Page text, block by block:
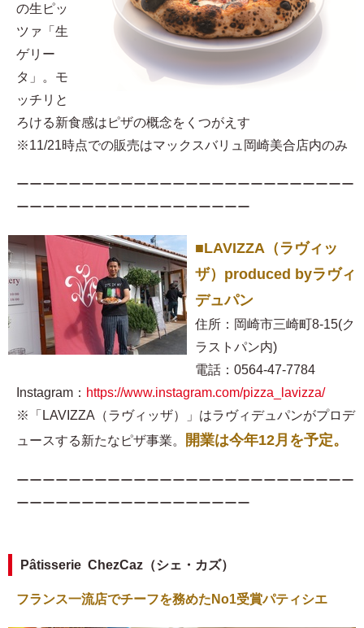
の生ピッ
ツァ「生
ゲリー
タ」。モ
ッチリと
ろける新食感はピザの概念をくつがえす
※11/21時点での販売はマックスバリュ岡崎美合店内のみ
ーーーーーーーーーーーーーーーーーーーーーーーーーー
ーーーーーーーーーーーーーーーーーー
■LAVIZZA（ラヴィッ
ザ）produced byラヴィ
デュパン
住所：岡崎市三崎町8-15(ク
ラストパン内)
電話：0564-47-7784
Instagram： https://www.instagram.com/pizza_lavizza/
※「LAVIZZA（ラヴィッザ）」はラヴィデュパンがプロデ
ュースする新たなピザ事業。
開業は今年12月を予定。
ーーーーーーーーーーーーーーーーーーーーーーーーーー
ーーーーーーーーーーーーーーーーーー
Pâtisserie ChezCaz（シェ・カズ）
フランス一流店でチーフを務めたNo1受賞パティシエ